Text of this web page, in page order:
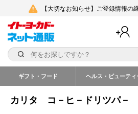
【大切なお知らせ】ご登録情報の
ギフト・フード ヘルス・ビューティ
カリタ コ－ヒ－ドリツパ－